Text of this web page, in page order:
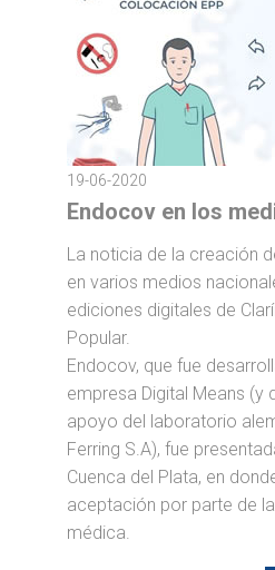
19-06-2020
Endocov en los
La noticia de la creación
en varios medios
ediciones digitales de
Popular.
Endocov, que fue
empresa Digital Means (y
apoyo del laboratorio
Ferring S.A), fue
Cuenca del Plata, en
aceptación por parte de
médica.